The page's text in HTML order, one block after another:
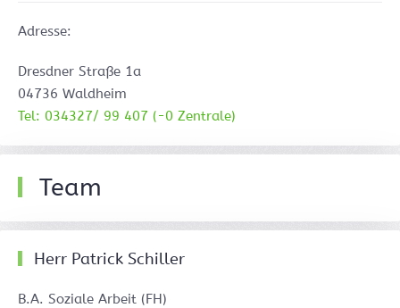
Adresse:
Dresdner Straße 1a
04736 Waldheim
Tel: 034327/ 99 407 (-0 Zentrale)
Team
Herr Patrick Schiller
B.A. Soziale Arbeit (FH)